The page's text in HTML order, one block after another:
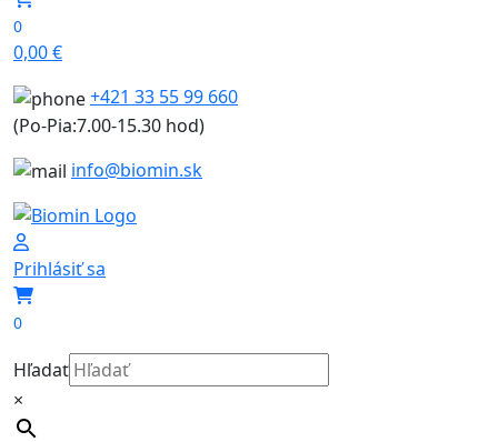
0
0,00€
+421 33 55 99 660
(Po-Pia:7.00-15.30 hod)
info@biomin.sk
Prihlásiť sa
0
Hľadať
×